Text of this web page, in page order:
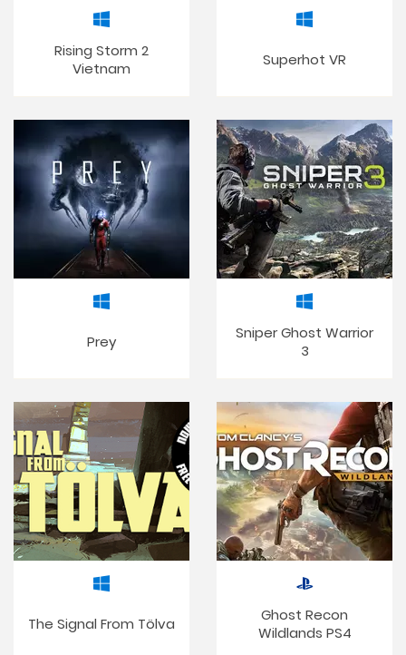
Rising Storm 2
Vietnam
Superhot VR
Prey
Sniper Ghost Warrior
3
The Signal From Tölva
Ghost Recon
Wildlands PS4